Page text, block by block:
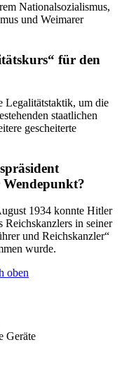
Nationalsozialismus,
und Weimarer
für den
Legalitätstaktik, um die
staatlichen
gescheiterte
1934 konnte Hitler
Reichskanzlers in seiner
und Reichskanzler“
wurde.
oben
Geräte